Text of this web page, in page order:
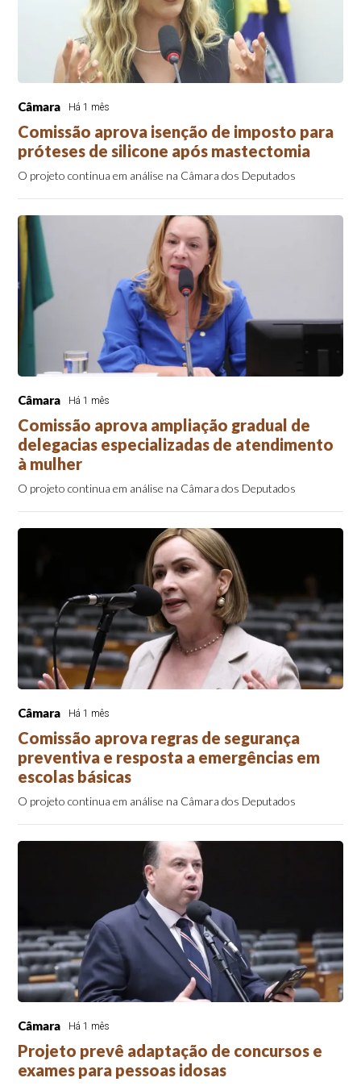
Câmara Há 1 mês
Comissão aprova isenção de imposto para
próteses de silicone após mastectomia
O projeto continua em análise na Câmara dos Deputados
Câmara Há 1 mês
Comissão aprova ampliação gradual de
delegacias especializadas de atendimento
à mulher
O projeto continua em análise na Câmara dos Deputados
Câmara Há 1 mês
Comissão aprova regras de segurança
preventiva e resposta a emergências em
escolas básicas
O projeto continua em análise na Câmara dos Deputados
Câmara Há 1 mês
Projeto prevê adaptação de concursos e
exames para pessoas idosas